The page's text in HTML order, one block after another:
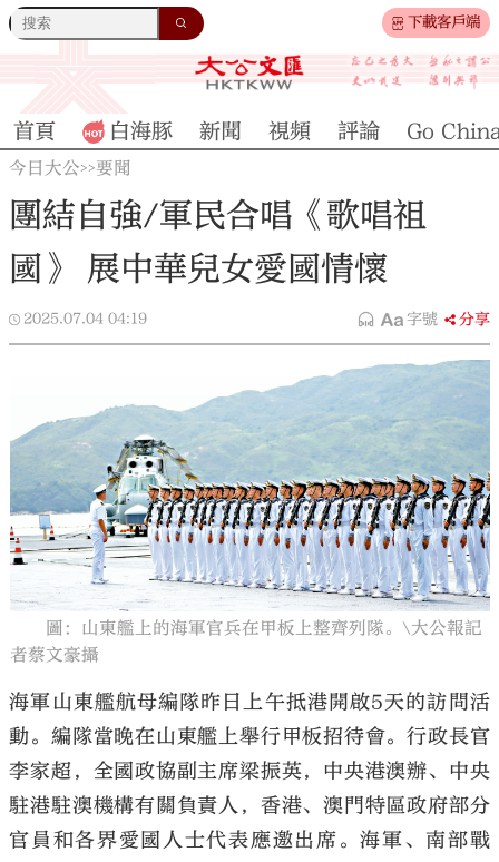
下載客戶端
首頁 白海豚 新聞 視頻 評論 Go
今日大公>>要聞
團結自強/軍民合唱《歌唱祖
國》 展中華兒女愛國情懷
2025.07.04 04:19 字號 分享
圖：山東艦上的海軍官兵在甲板上整齊列隊。\大公報記
者蔡文豪攝
海軍山東艦航母編隊昨日上午抵港開啟5天的訪問活
動。編隊當晚在山東艦上舉行甲板招待會。行政長官
李家超，全國政協副主席梁振英，中央港澳辦、中央
駐港駐澳機構有關負責人，香港、澳門特區政府部分
官員和各界愛國人士代表應邀出席。海軍、南部戰